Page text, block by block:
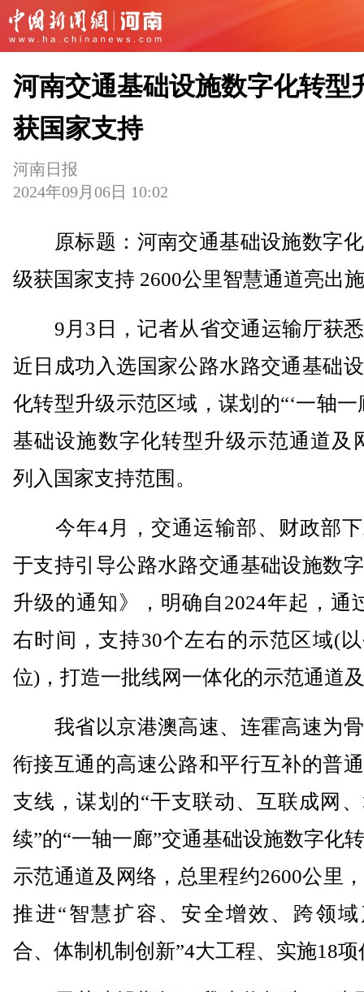
河南交通基础设施数字化转型
获国家支持
河南日报
2024年09月06日 10:02
原标题：河南交通基础设施数字
级获国家支持 2600公里智慧通道亮出
9月3日，记者从省交通运输厅获
近日成功入选国家公路水路交通基础
化转型升级示范区域，谋划的“‘一轴一
基础设施数字化转型升级示范通道及
列入国家支持范围。
今年4月，交通运输部、财政部下
于支持引导公路水路交通基础设施数
升级的通知》，明确自2024年起，通
右时间，支持30个左右的示范区域(
位)，打造一批线网一体化的示范通道
我省以京港澳高速、连霍高速为
衔接互通的高速公路和平行互补的普
支线，谋划的“干支联动、互联成网
续”的“一轴一廊”交通基础设施数字化
示范通道及网络，总里程约2600公里
推进“智慧扩容、安全增效、跨领
合、体制机制创新”4大工程、实施18